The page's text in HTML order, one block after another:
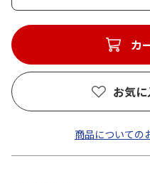
カ
お気
商品についての